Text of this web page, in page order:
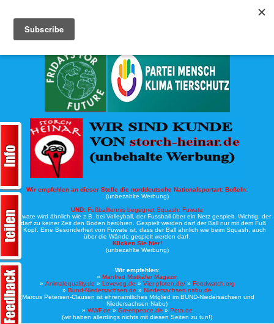
Wir empfehlen an dieser Stelle die norddeutsche Nationalsportart: Boßeln:
(unbezahlte Werbung)
UND: Fußballtennis begegnet Squash: Fuwate
Bei Fuwate wird ähnlich wie z.B. bei Volleyball, der Fussball über ein Netz gespielt. Wichtig: der
Ball darf zu keiner Zeit den Boden berühren. Gespielt werden darf der Ball nur mit dem Fuß
oder Kopf. Eine Besonderheit von Fuwate ist, dass der Ball ähnlich wie beim Squash, auch
über die Wände gespielt werden darf.
Klicken Sie hier!
(unbezahlte Werbung)
Wir empfehlen:
» Manfred Mistkäfer Magazin
» Animalequality.de » Loveveg.de » Vier-pfoten.de/» Foodwatch.org
» Bund-Niedersachsen.de » Niedersachsen.nabu.de
(Marcus Petersen-Clausen ist ehrenamtliches Mitglied im BUND-Niedersachsen und
Niedersachsen Nabu)
» WWF.de » Greenpeace.de » Peta.de
(wir haben allerdings nichts mit diesen Seiten zu tun!)